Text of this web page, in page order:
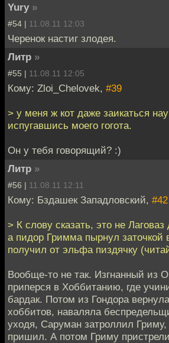
Yury »
#54 | 11.08.11 12:03
Черенок настиг злодея.
Литр »
#55 | 11.08.11 12:05
Кому: Zloi_Chelovek, #39
> у меня ж кот даже заикаться
испугавшись моего гогота.
Он у тебя говорящий? :)
Литр »
#56 | 11.08.11 12:11
Кому: Бздашек Западловский, #42
> К слову сказать, это не
а пидор Гримма пырнул заточкой
получил от эльфа пиздячку
Вообще-то не так. Изгнанный из
приперся в Хоббитанию, где
бардак. Потом из Гондора
хоббитов, наваляла
уходя, Саруман затроллил Гриму,
пришил. А потом Гриму